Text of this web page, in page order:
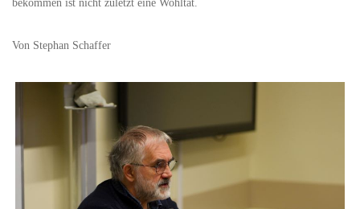
bekommen ist nicht zuletzt eine Wohltat.
Von Stephan Schaffer